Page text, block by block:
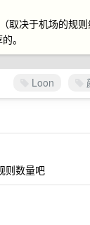
取决于机场的规
。
Loon
则数量吧